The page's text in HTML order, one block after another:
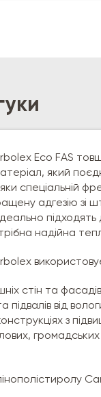
Eco FAS
який
спеціальній
адгезію зі
надійна
стін та
підвалів від
з